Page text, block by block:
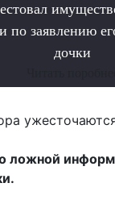
по заявлению
дочки
ложной